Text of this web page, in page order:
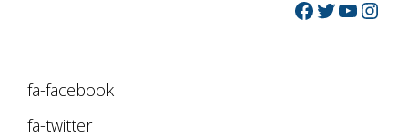
fa-facebook
fa-twitter